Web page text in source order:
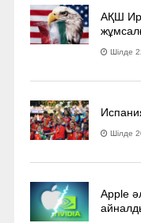
АҚШ
Шілде
Шілде
Apple